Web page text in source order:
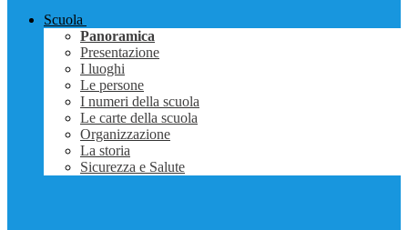
Scuola
Panoramica
Presentazione
I luoghi
Le persone
I numeri della scuola
Le carte della scuola
Organizzazione
La storia
Sicurezza e Salute